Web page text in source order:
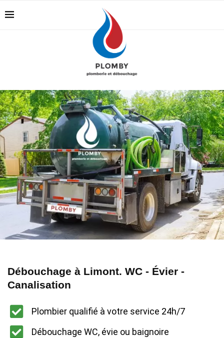
Débouchage à Limont. WC - Évier -
Canalisation
Plombier qualifié à votre service 24h/7
Débouchage WC, évie ou baignoire